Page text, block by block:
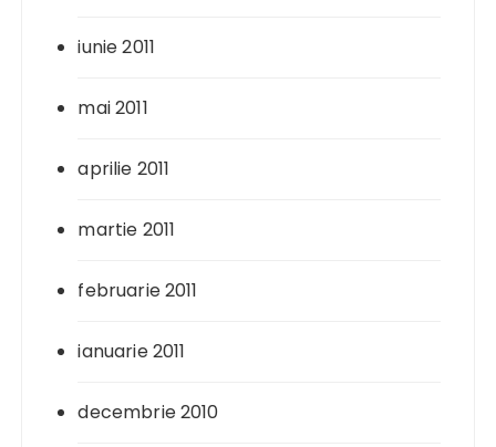
iunie 2011
mai 2011
aprilie 2011
martie 2011
februarie 2011
ianuarie 2011
decembrie 2010